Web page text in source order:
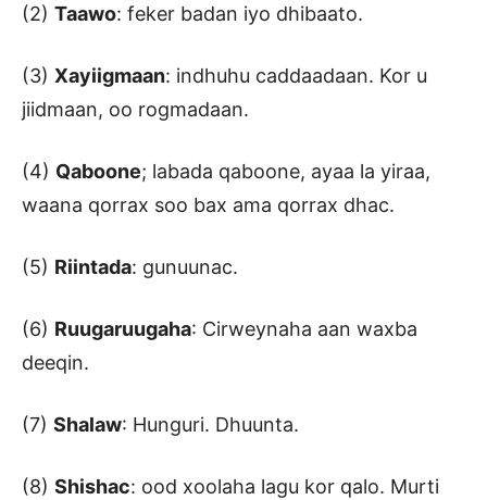
(2) Taawo: feker badan iyo dhibaato.
(3) Xayiigmaan: indhuhu caddaadaan. Kor u
jiidmaan, oo rogmadaan.
(4) Qaboone; labada qaboone, ayaa la yiraa,
waana qorrax soo bax ama qorrax dhac.
(5) Riintada: gunuunac.
(6) Ruugaruugaha: Cirweynaha aan waxba
deeqin.
(7) Shalaw: Hunguri. Dhuunta.
(8) Shishac: ood xoolaha lagu kor qalo. Murti